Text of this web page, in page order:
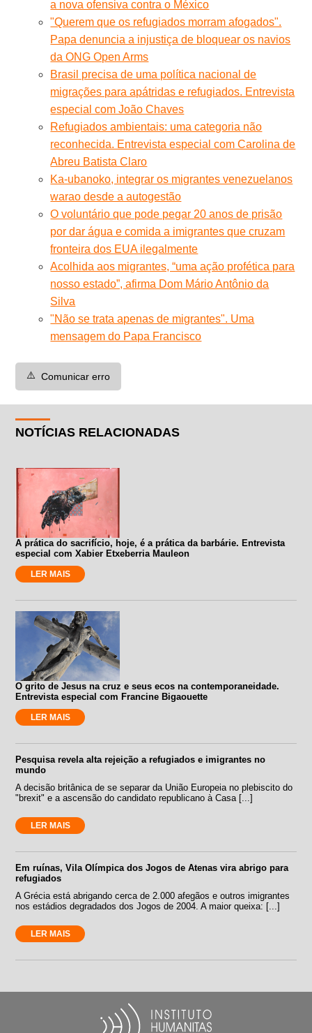
a nova ofensiva contra o México
"Querem que os refugiados morram afogados".
Papa denuncia a injustiça de bloquear os navios
da ONG Open Arms
Brasil precisa de uma política nacional de
migrações para apátridas e refugiados. Entrevista
especial com João Chaves
Refugiados ambientais: uma categoria não
reconhecida. Entrevista especial com Carolina de
Abreu Batista Claro
Ka-ubanoko, integrar os migrantes venezuelanos
warao desde a autogestão
O voluntário que pode pegar 20 anos de prisão
por dar água e comida a imigrantes que cruzam
fronteira dos EUA ilegalmente
Acolhida aos migrantes, “uma ação profética para
nosso estado”, afirma Dom Mário Antônio da
Silva
"Não se trata apenas de migrantes". Uma
mensagem do Papa Francisco
⚠️ Comunicar erro
NOTÍCIAS RELACIONADAS
A prática do sacrifício, hoje, é a prática da barbárie. Entrevista
especial com Xabier Etxeberria Mauleon
LER MAIS
O grito de Jesus na cruz e seus ecos na contemporaneidade.
Entrevista especial com Francine Bigaouette
LER MAIS
Pesquisa revela alta rejeição a refugiados e imigrantes no
mundo
A decisão britânica de se separar da União Europeia no plebiscito do
"brexit" e a ascensão do candidato republicano à Casa [...]
LER MAIS
Em ruínas, Vila Olímpica dos Jogos de Atenas vira abrigo para
refugiados
A Grécia está abrigando cerca de 2.000 afegãos e outros imigrantes
nos estádios degradados dos Jogos de 2004. A maior queixa: [...]
LER MAIS